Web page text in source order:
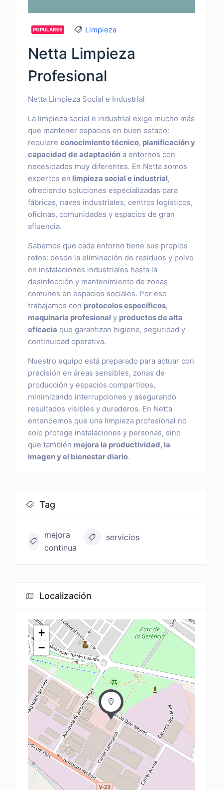
POPULARES Limpieza
Netta Limpieza
Profesional
Netta Limpieza Social e Industrial
La limpieza social e industrial exige mucho más
que mantener espacios en buen estado:
requiere conocimiento técnico, planificación y
capacidad de adaptación a entornos con
necesidades muy diferentes. En Netta somos
expertos en limpieza social e industrial,
ofreciendo soluciones especializadas para
fábricas, naves industriales, centros logísticos,
oficinas, comunidades y espacios de gran
afluencia.
Sabemos que cada entorno tiene sus propios
retos: desde la eliminación de residuos y polvo
en instalaciones industriales hasta la
desinfección y mantenimiento de zonas
comunes en espacios sociales. Por eso
trabajamos con protocolos específicos,
maquinaria profesional y productos de alta
eficacia que garantizan higiene, seguridad y
continuidad operativa.
Nuestro equipo está preparado para actuar con
precisión en áreas sensibles, zonas de
producción y espacios compartidos,
minimizando interrupciones y asegurando
resultados visibles y duraderos. En Netta
entendemos que una limpieza profesional no
solo protege instalaciones y personas, sino
que también mejora la productividad, la
imagen y el bienestar diario.
Tag
mejora
continua
servicios
Localización
+
−